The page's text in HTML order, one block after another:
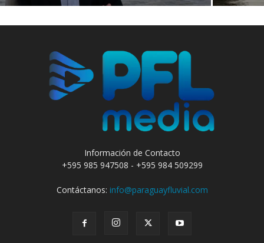
Información de Contacto
+595 985 947508 - +595 984 509299
Contáctanos: info@paraguayfluvial.com